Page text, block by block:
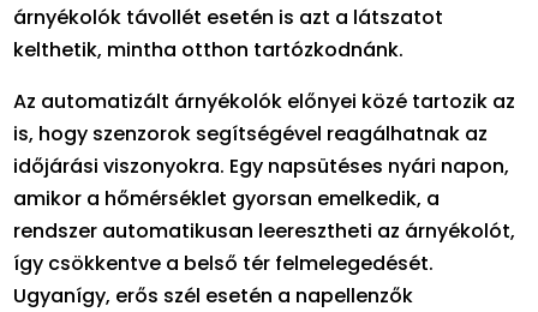
árnyékolók távollét esetén is azt a látszatot
kelthetik, mintha otthon tartózkodnánk.
Az automatizált árnyékolók előnyei közé tartozik az
is, hogy szenzorok segítségével reagálhatnak az
időjárási viszonyokra. Egy napsütéses nyári napon,
amikor a hőmérséklet gyorsan emelkedik, a
rendszer automatikusan leeresztheti az árnyékolót,
így csökkentve a belső tér felmelegedését.
Ugyanígy, erős szél esetén a napellenzők